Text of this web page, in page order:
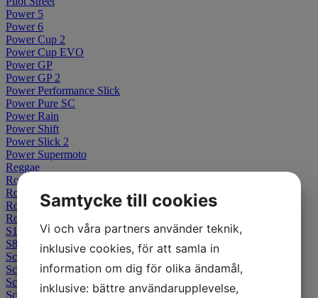
Power 5
Power 6
Power Cup 2
Power Cup EVO
Power GP
Power GP 2
Power Performance Slick
Power Pure SC
Power Rain
Power Shift
Power Slick 2
Power Supermoto
Reggae
Road 5
Road 6
Road Classic
Road W GT
S1
S83
Scorcher 11
Scorcher 21
Scorcher 31
Scorcher Adventure
Samtycke till cookies
Vi och våra partners använder teknik,
inklusive cookies, för att samla in
information om dig för olika ändamål,
inklusive: bättre användarupplevelse,